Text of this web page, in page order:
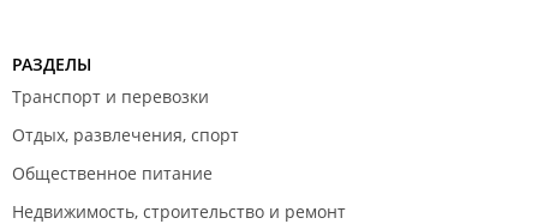
РАЗДЕЛЫ
Транспорт и перевозки
Отдых, развлечения, спорт
Общественное питание
Недвижимость, строительство и ремонт